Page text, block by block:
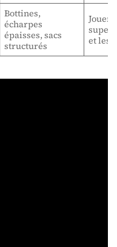
Bottines,
écharpes
épaisses, sacs
structurés
Jouer
et les